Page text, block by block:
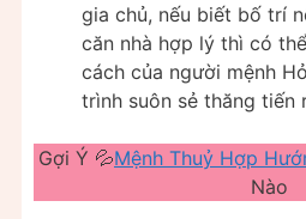
gia chủ, nếu biết bố trí
căn nhà hợp lý thì có
cách của người mệnh
trình suôn sẻ thăng tiến
Gợi Ý 💦Mệnh Thuỷ Hợp
Nào